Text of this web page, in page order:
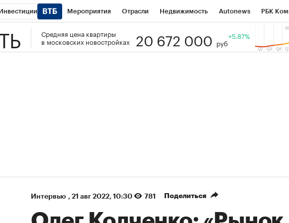
Мероприятия Отрасли Недвижимость Autonews РБК
Школа управления РБК РБК Образование Тренды
Средняя цена квартиры
в московских новостройках
20 672 000 руб
+5.87%
Интервью , 21 авг 2022, 10:30 781 Поделиться